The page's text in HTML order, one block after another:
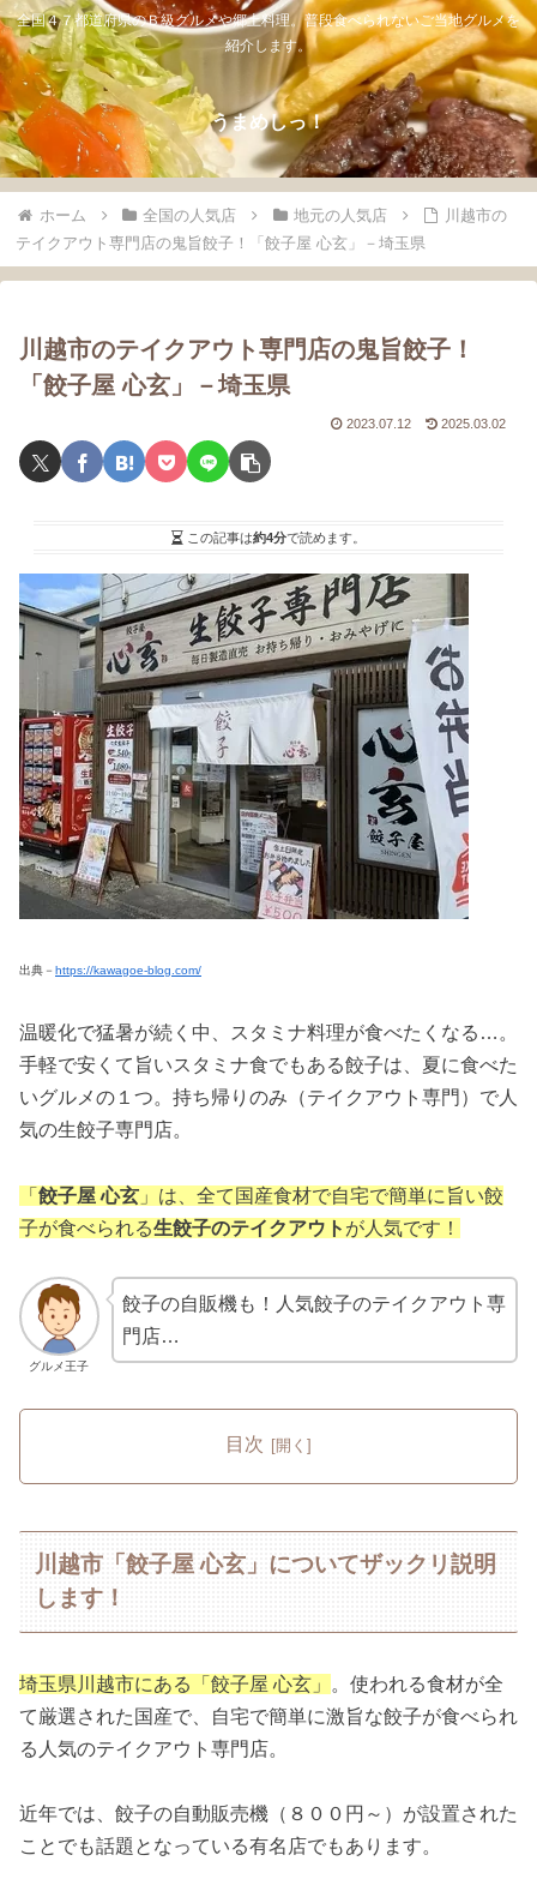
全国４７都道府県のＢ級グルメや郷土料理。普段食べられないご当地グルメを
紹介します。
うまめしっ！
ホーム 全国の人気店 地元の人気店
川越市の
テイクアウト専門店の鬼旨餃子！「餃子屋 心玄」－埼玉県
川越市のテイクアウト専門店の鬼旨餃子！
「餃子屋 心玄」－埼玉県
2023.07.12 2025.03.02
この記事は約4分で読めます。
出典－ https://kawagoe-blog.com/
温暖化で猛暑が続く中、スタミナ料理が食べたくなる…。
手軽で安くて旨いスタミナ食でもある餃子は、夏に食べた
いグルメの１つ。持ち帰りのみ（テイクアウト専門）で人
気の生餃子専門店。
「 餃子屋 心玄 」は、全て国産食材で自宅で簡単に旨い餃
子が食べられる生餃子のテイクアウト が人気です！
グルメ王子
餃子の自販機も！人気餃子のテイクアウト専
門店…
目次
川越市「餃子屋 心玄」についてザックリ説明
します！
埼玉県川越市にある「餃子屋 心玄」
。使われる食材が全
て厳選された国産で、自宅で簡単に激旨な餃子が食べられ
る人気のテイクアウト専門店。
近年では、餃子の自動販売機（８００円～）が設置された
ことでも話題となっている有名店でもあります。